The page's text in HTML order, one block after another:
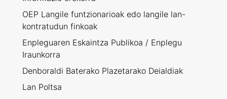
OEP Langile funtzionarioak edo langile lan-
kontratudun finkoak
Enpleguaren Eskaintza Publikoa / Enplegu
Iraunkorra
Denboraldi Baterako Plazetarako Deialdiak
Lan Poltsa